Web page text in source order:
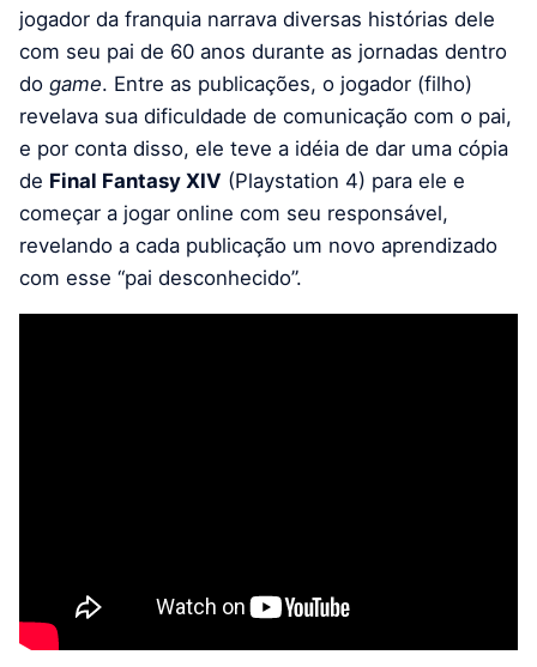
jogador da franquia narrava diversas histórias dele
com seu pai de 60 anos durante as jornadas dentro
do game. Entre as publicações, o jogador (filho)
revelava sua dificuldade de comunicação com o pai,
e por conta disso, ele teve a idéia de dar uma cópia
de Final Fantasy XIV (Playstation 4) para ele e
começar a jogar online com seu responsável,
revelando a cada publicação um novo aprendizado
com esse “pai desconhecido”.